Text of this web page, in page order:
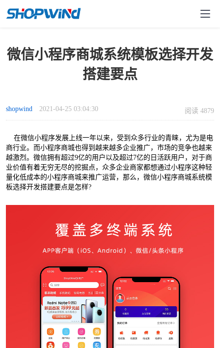
微信小程序商城系统模板选择开发
搭建要点
shopwind 2021-04-25 03:04:30 阅读 4879
在微信小程序发展上线一年以来，受到众多行业的青睐，尤为是电
商行业。而小程序商城也得到越来越多企业推广，市场的竞争也越来
越激烈。微信拥有超过9亿的用户以及超过7亿的日活跃用户，对于商
业价值有着无穷无尽的挖掘点，众多企业商家都想通过小程序这种轻
量化低成本的小程序商城来推广运营，那么，微信小程序商城系统模
板选择开发搭建要点是怎样?